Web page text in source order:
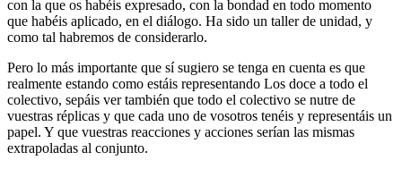
con la que os habéis expresado, con la bondad en todo momento
que habéis aplicado, en el diálogo. Ha sido un taller de unidad, y
como tal habremos de considerarlo.
Pero lo más importante que sí sugiero se tenga en cuenta es que
realmente estando como estáis representando Los doce a todo el
colectivo, sepáis ver también que todo el colectivo se nutre de
vuestras réplicas y que cada uno de vosotros tenéis y representáis un
papel. Y que vuestras reacciones y acciones serían las mismas
extrapoladas al conjunto.